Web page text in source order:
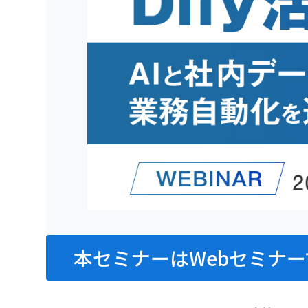
本セミナーはWebセミナ